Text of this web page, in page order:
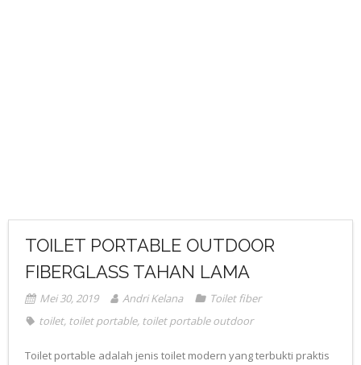
TOILET PORTABLE OUTDOOR
FIBERGLASS TAHAN LAMA
Mei 30, 2019 Andri Kelana
Toilet fiber
toilet, toilet portable, toilet portable outdoor
Toilet portable adalah jenis toilet modern yang terbukti praktis